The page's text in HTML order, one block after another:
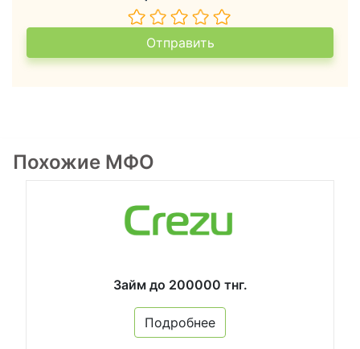
Похожие МФО
Займ до 200000 тнг.
Подробнее